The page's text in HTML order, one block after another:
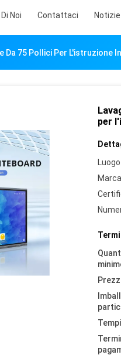
Noi Contattaci Notizie
75 Pollici Per L'istruzione
per